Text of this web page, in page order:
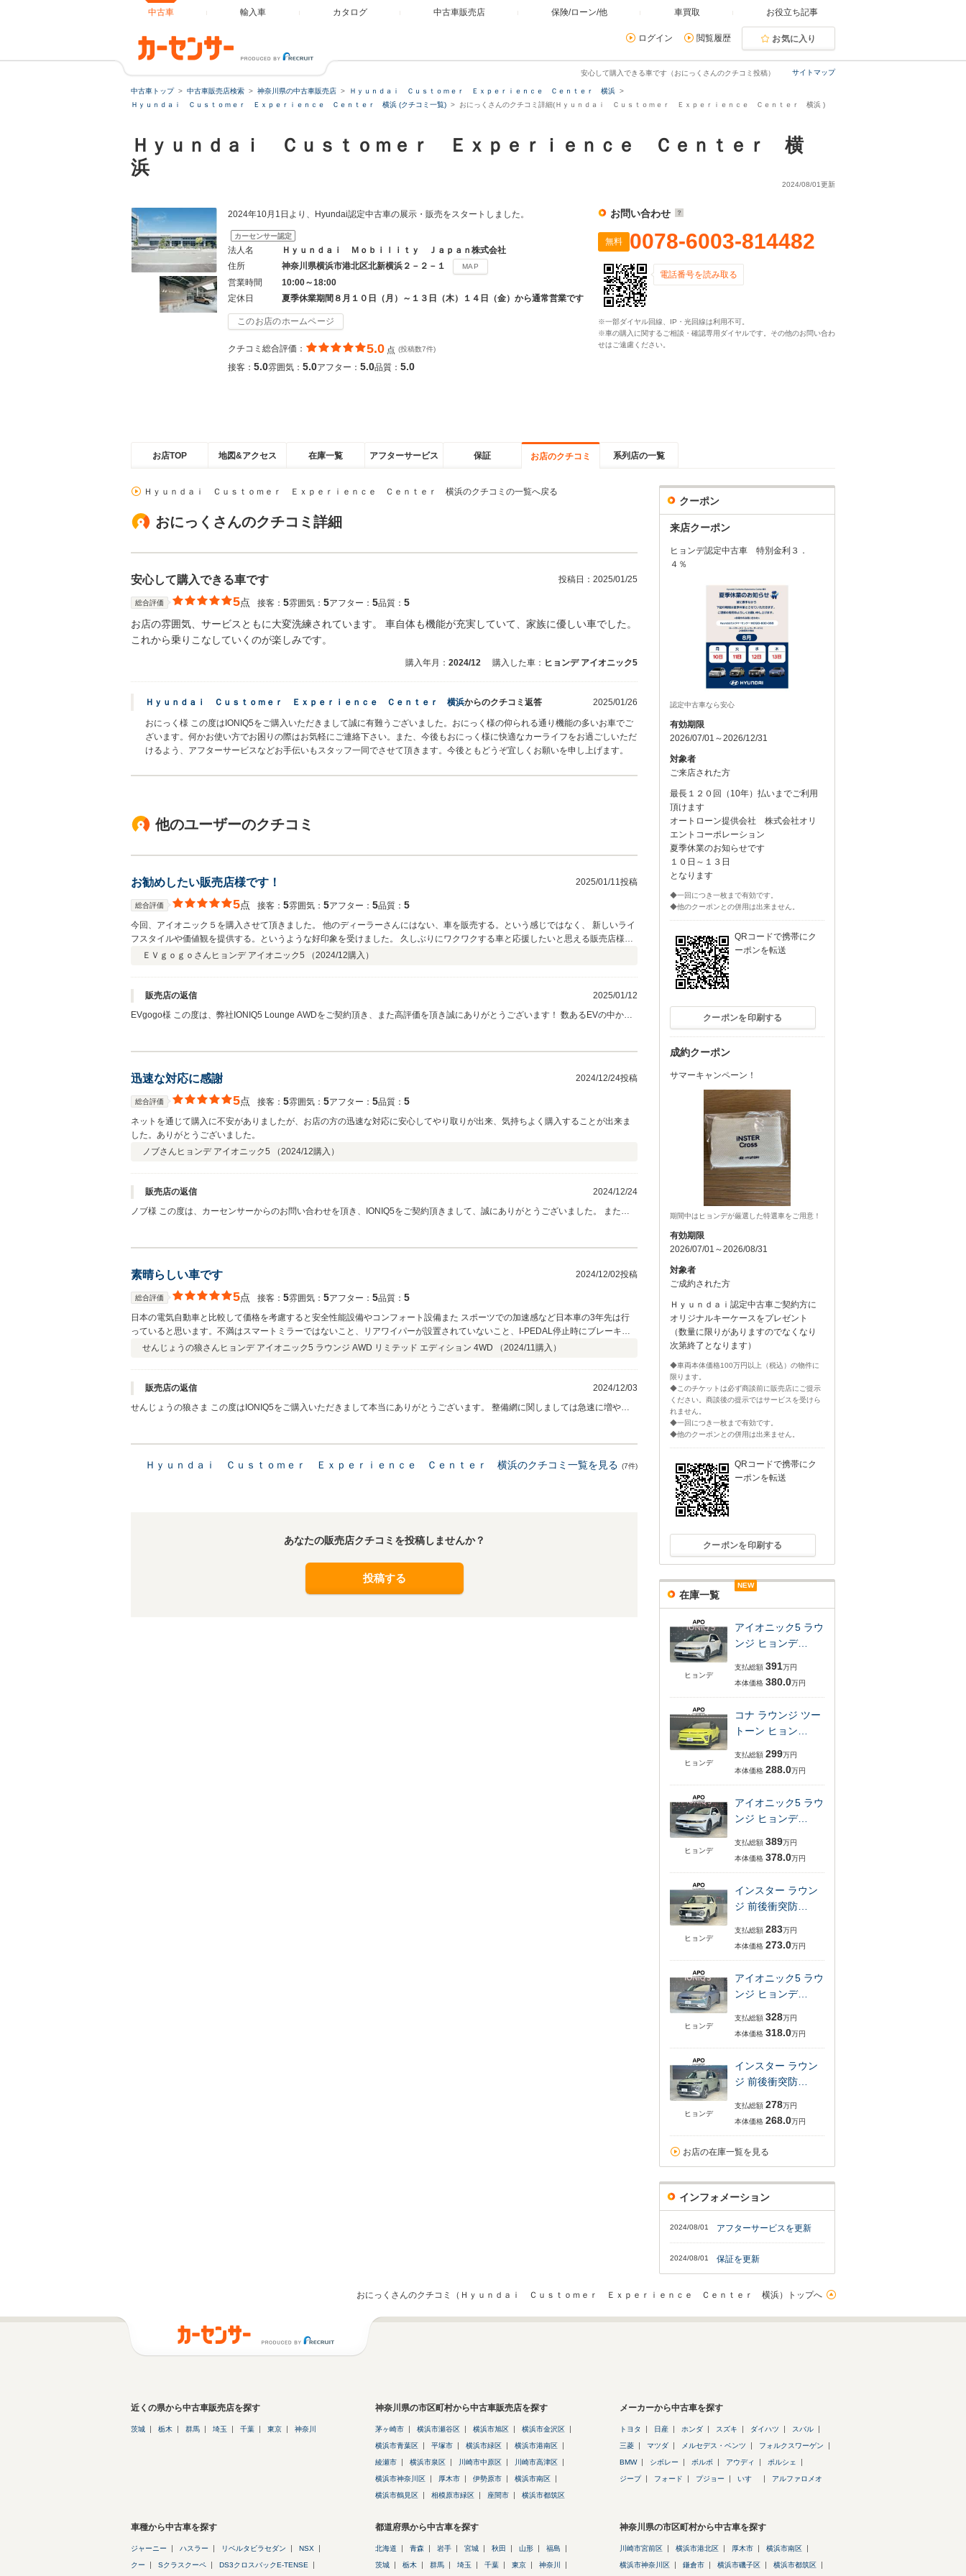
中古車 輸入車 カタログ 中古車販売店 保険/ローン/他 車買取 お役立ち記事
ログイン 閲覧履歴 お気に入り
サイトマップ
安心して購入できる車です（おにっくさんのクチコミ投稿）
中古車トップ 中古車販売店検索 神奈川県の中古車販売店
Ｈｙｕｎｄａｉ Ｃｕｓｔｏｍｅｒ Ｅｘｐｅｒｉｅｎｃｅ Ｃｅｎｔｅｒ 横浜
Ｈｙｕｎｄａｉ Ｃｕｓｔｏｍｅｒ Ｅｘｐｅｒｉｅｎｃｅ Ｃｅｎｔｅｒ 横浜 (クチコミ一覧)
おにっくさんのクチコミ詳細(Ｈｙｕｎｄａｉ Ｃｕｓｔｏｍｅｒ Ｅｘｐｅｒｉｅｎｃｅ Ｃｅｎｔｅｒ 横浜 )
Ｈｙｕｎｄａｉ Ｃｕｓｔｏｍｅｒ Ｅｘｐｅｒｉｅｎｃｅ Ｃｅｎｔｅｒ 横
浜
2024/08/01更新
2024年10月1日より、Hyundai認定中古車の展示・販売をスタートしました。
カーセンサー認定
法人名
Ｈｙｕｎｄａｉ Ｍｏｂｉｌｉｔｙ Ｊａｐａｎ株式会社
住所
神奈川県横浜市港北区北新横浜２－２－１ MAP
営業時間
10:00～18:00
定休日
夏季休業期間８月１０日（月）～１３日（木）１４日（金）から通常営業です
このお店のホームページ
クチコミ総合評価： 5.0 点 (投稿数7件)
接客： 5.0雰囲気： 5.0アフター： 5.0品質： 5.0
お問い合わせ
無料 0078-6003-814482
電話番号を読み取る
※一部ダイヤル回線、IP・光回線は利用不可。
※車の購入に関するご相談・確認専用ダイヤルです。その他のお問い合わ
せはご遠慮ください。
お店TOP 地図&アクセス 在庫一覧 アフターサービス 保証 お店のクチコミ 系列店の一覧
Ｈｙｕｎｄａｉ Ｃｕｓｔｏｍｅｒ Ｅｘｐｅｒｉｅｎｃｅ Ｃｅｎｔｅｒ 横浜のクチコミの一覧へ戻る
おにっくさんのクチコミ詳細
安心して購入できる車です 投稿日： 2025/01/25
総合評価 5点 接客： 5雰囲気： 5アフター： 5品質： 5
お店の雰囲気、サービスともに大変洗練されています。 車自体も機能が充実していて、家族に優しい車でした。
これから乗りこなしていくのが楽しみです。
購入年月： 2024/12 購入した車： ヒョンデ アイオニック5
Ｈｙｕｎｄａｉ Ｃｕｓｔｏｍｅｒ Ｅｘｐｅｒｉｅｎｃｅ Ｃｅｎｔｅｒ 横浜からのクチコミ返答 2025/01/26
おにっく様 この度はIONIQ5をご購入いただきまして誠に有難うございました。おにっく様の仰られる通り機能の多いお車でご
ざいます。何かお使い方でお困りの際はお気軽にご連絡下さい。また、今後もおにっく様に快適なカーライフをお過ごしいただ
けるよう、アフターサービスなどお手伝いもスタッフ一同でさせて頂きます。今後ともどうぞ宜しくお願いを申し上げます。
他のユーザーのクチコミ
お勧めしたい販売店様です！ 2025/01/11投稿
総合評価 5点 接客： 5雰囲気： 5アフター： 5品質： 5
今回、アイオニック５を購入させて頂きました。 他のディーラーさんにはない、車を販売する。という感じではなく、 新しいライ
フスタイルや価値観を提供する。というような好印象を受けました。 久しぶりにワクワクする車と応援したいと思える販売店様に
出会うことが出来ました。 今回、横浜で納車して頂きましたが、福岡のストアの方にも、とてもよくして頂きました。 とても知識
した。ありがとうございました。 これから長いお付き合いになると思いますので新しいライフスタイルを楽しみたいと思います。
購入相談から試乗、納車までいろいろとありがとうございました。 購入検討されている方は、お話しを聞きに行ったり、試乗され
ＥＶｇｏｇｏさん ヒョンデ アイオニック5 （2024/12購入）
販売店の返信
2025/01/12
EVgogo様 この度は、弊社IONIQ5 Lounge AWDをご契約頂き、また高評価を頂き誠にありがとうございます！ 数あるEVの中から
で、お気軽にご相談くださいね！ 今後ともどうぞよろしくお願い申し上げます。
迅速な対応に感謝 2024/12/24投稿
総合評価 5点 接客： 5雰囲気： 5アフター： 5品質： 5
ネットを通じて購入に不安がありましたが、お店の方の迅速な対応に安心してやり取りが出来、気持ちよく購入することが出来ま
した。ありがとうございました。
ノブさん ヒョンデ アイオニック5 （2024/12購入）
販売店の返信
2024/12/24
ノブ様 この度は、カーセンサーからのお問い合わせを頂き、IONIQ5をご契約頂きまして、誠にありがとうございました。 また、
素晴らしい車です 2024/12/02投稿
総合評価 5点 接客： 5雰囲気： 5アフター： 5品質： 5
日本の電気自動車と比較して価格を考慮すると安全性能設備やコンフォート設備また スポーツでの加速感など日本車の3年先は行
っていると思います。不満はスマートミラーではないこと、リアワイパーが設置されていないこと、I-PEDAL停止時にブレーキを
踏んでいない時にブレーキランプが点灯していないこと等がありますが、これについてはマイナーチェンジで 全て解決されたよう
強く握る必要が無くなりました。それにNAVIもAIナビ搭載になり走行時の前方カメラの画像に進む方向が青矢印で案内されます。
にも関わらず15万円のアップです。ヒョンデさん、今回は社運をかけて日本進出をしてるように思えます。あえて不満を言えば提
ョンデのEVを購入するつもりです。 因みにワタシはラウンジAWD Limitedを購入したのでマイナーチェンジ前の仕様ですが、 十
せんじょうの狼さん ヒョンデ アイオニック5 ラウンジ AWD リミテッド エディション 4WD （2024/11購入）
販売店の返信
2024/12/03
せんじょうの狼さま この度はIONIQ5をご購入いただきまして本当にありがとうございます。 整備網に関しましては急速に増やし
Ｈｙｕｎｄａｉ Ｃｕｓｔｏｍｅｒ Ｅｘｐｅｒｉｅｎｃｅ Ｃｅｎｔｅｒ 横浜のクチコミ一覧を見る (7件)
あなたの販売店クチコミを投稿しませんか？
投稿する
クーポン
来店クーポン
ヒョンデ認定中古車 特別金利３．
４％
認定中古車なら安心
有効期限
2026/07/01～2026/12/31
対象者
ご来店された方
最長１２０回（10年）払いまでご利用
頂けます
オートローン提供会社 株式会社オリ
エントコーポレーション
夏季休業のお知らせです
１０日～１３日
となります
◆一回につき一枚まで有効です。
◆他のクーポンとの併用は出来ません。
QRコードで携帯にク
ーポンを転送
クーポンを印刷する
成約クーポン
サマーキャンペーン！
期間中はヒョンデが厳選した特選車をご用意！
有効期限
2026/07/01～2026/08/31
対象者
ご成約された方
Ｈｙｕｎｄａｉ認定中古車ご契約方に
オリジナルキーケースをプレゼント
（数量に限りがありますのでなくなり
次第終了となります）
◆車両本体価格100万円以上（税込）の物件に
限ります。
◆このチケットは必ず商談前に販売店にご提示
ください。商談後の提示ではサービスを受けら
れません。
◆一回につき一枚まで有効です。
◆他のクーポンとの併用は出来ません。
QRコードで携帯にク
ーポンを転送
クーポンを印刷する
在庫一覧
ヒョンデ
NEW
アイオニック5 ラウ
ンジ ヒョンデ…
支払総額 391万円
本体価格 380.0万円
ヒョンデ
NEW
コナ ラウンジ ツー
トーン ヒョン…
支払総額 299万円
本体価格 288.0万円
ヒョンデ
アイオニック5 ラウ
ンジ ヒョンデ…
支払総額 389万円
本体価格 378.0万円
ヒョンデ
インスター ラウン
ジ 前後衝突防…
支払総額 283万円
本体価格 273.0万円
ヒョンデ
アイオニック5 ラウ
ンジ ヒョンデ…
支払総額 328万円
本体価格 318.0万円
ヒョンデ
インスター ラウン
ジ 前後衝突防…
支払総額 278万円
本体価格 268.0万円
お店の在庫一覧を見る
インフォメーション
2024/08/01 アフターサービスを更新
2024/08/01 保証を更新
おにっくさんのクチコミ（Ｈｙｕｎｄａｉ Ｃｕｓｔｏｍｅｒ Ｅｘｐｅｒｉｅｎｃｅ Ｃｅｎｔｅｒ 横浜）トップへ
近くの県から中古車販売店を探す
茨城 栃木 群馬 埼玉 千葉 東京 神奈川
神奈川県の市区町村から中古車販売店を探す
茅ヶ崎市 横浜市瀬谷区 横浜市旭区 横浜市金沢区
横浜市青葉区 平塚市 横浜市緑区 横浜市港南区
綾瀬市 横浜市泉区 川崎市中原区 川崎市高津区
横浜市神奈川区 厚木市 伊勢原市 横浜市南区
横浜市鶴見区 相模原市緑区 座間市 横浜市都筑区
メーカーから中古車を探す
トヨタ 日産 ホンダ スズキ ダイハツ スバル
三菱 マツダ メルセデス・ベンツ フォルクスワーゲン
BMW シボレー ボルボ アウディ ポルシェ
ジープ フォード プジョー いすゞ アルファロメオ
車種から中古車を探す
ジャーニー ハスラー リベルタビラセダン NSX
クー Sクラスクーペ DS3クロスバックE-TENSE
都道府県から中古車を探す
北海道 青森 岩手 宮城 秋田 山形 福島
茨城 栃木 群馬 埼玉 千葉 東京 神奈川
神奈川県の市区町村から中古車を探す
川崎市宮前区 横浜市港北区 厚木市 横浜市南区
横浜市神奈川区 鎌倉市 横浜市磯子区 横浜市都筑区